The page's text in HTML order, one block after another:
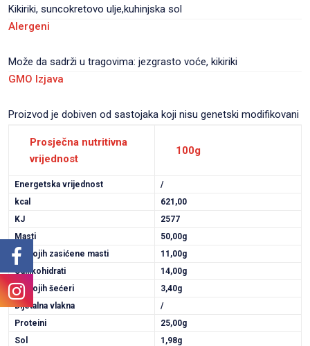
Kikiriki, suncokretovo ulje,kuhinjska sol
Alergeni
Može da sadrži u tragovima: jezgrasto voće, kikiriki
GMO Izjava
Proizvod je dobiven od sastojaka koji nisu genetski modifikovani
Prosječna nutritivna
vrijednost
100g
Energetska vrijednost
/
kcal
621,00
KJ
2577
Masti
50,00g
Od kojih zasićene masti
11,00g
Ugljikohidrati
14,00g
Od kojih šećeri
3,40g
Dijetalna vlakna
/
Proteini
25,00g
Sol
1,98g